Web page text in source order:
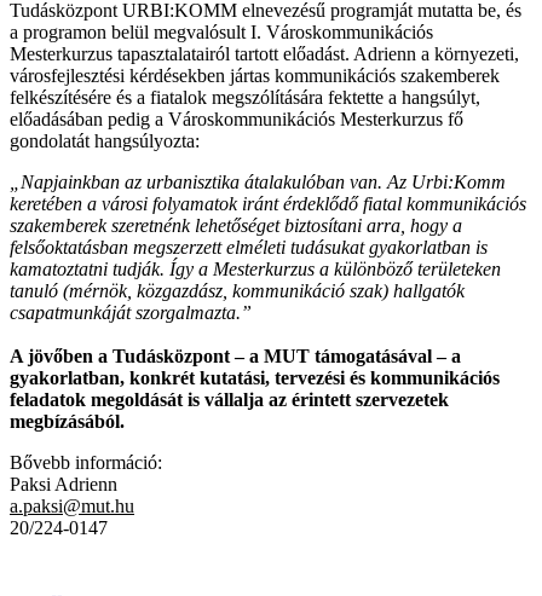
Tudásközpont URBI:KOMM elnevezésű programját mutatta be, és
a programon belül megvalósult I. Városkommunikációs
Mesterkurzus tapasztalatairól tartott előadást. Adrienn a környezeti,
városfejlesztési kérdésekben jártas kommunikációs szakemberek
felkészítésére és a fiatalok megszólítására fektette a hangsúlyt,
előadásában pedig a Városkommunikációs Mesterkurzus fő
gondolatát hangsúlyozta:
„Napjainkban az urbanisztika átalakulóban van. Az Urbi:Komm
keretében a városi folyamatok iránt érdeklődő fiatal kommunikációs
szakemberek szeretnénk lehetőséget biztosítani arra, hogy a
felsőoktatásban megszerzett elméleti tudásukat gyakorlatban is
kamatoztatni tudják. Így a Mesterkurzus a különböző területeken
tanuló (mérnök, közgazdász, kommunikáció szak) hallgatók
csapatmunkáját szorgalmazta.”
A jövőben a Tudásközpont – a MUT támogatásával – a
gyakorlatban, konkrét kutatási, tervezési és kommunikációs
feladatok megoldását is vállalja az érintett szervezetek
megbízásából.
Bővebb információ:
Paksi Adrienn
a.paksi@mut.hu
20/224-0147